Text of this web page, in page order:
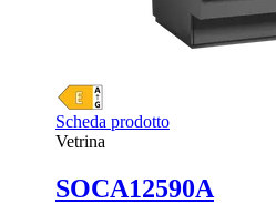
Scheda prodotto
Vetrina
SOCA12590A